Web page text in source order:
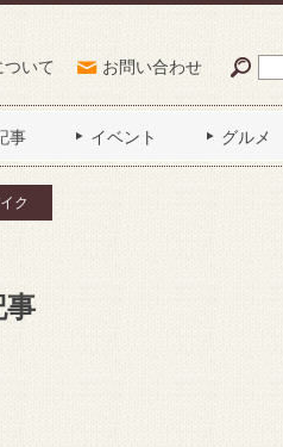
ついて お問い合わせ
事 イベント グルメ
ク
事